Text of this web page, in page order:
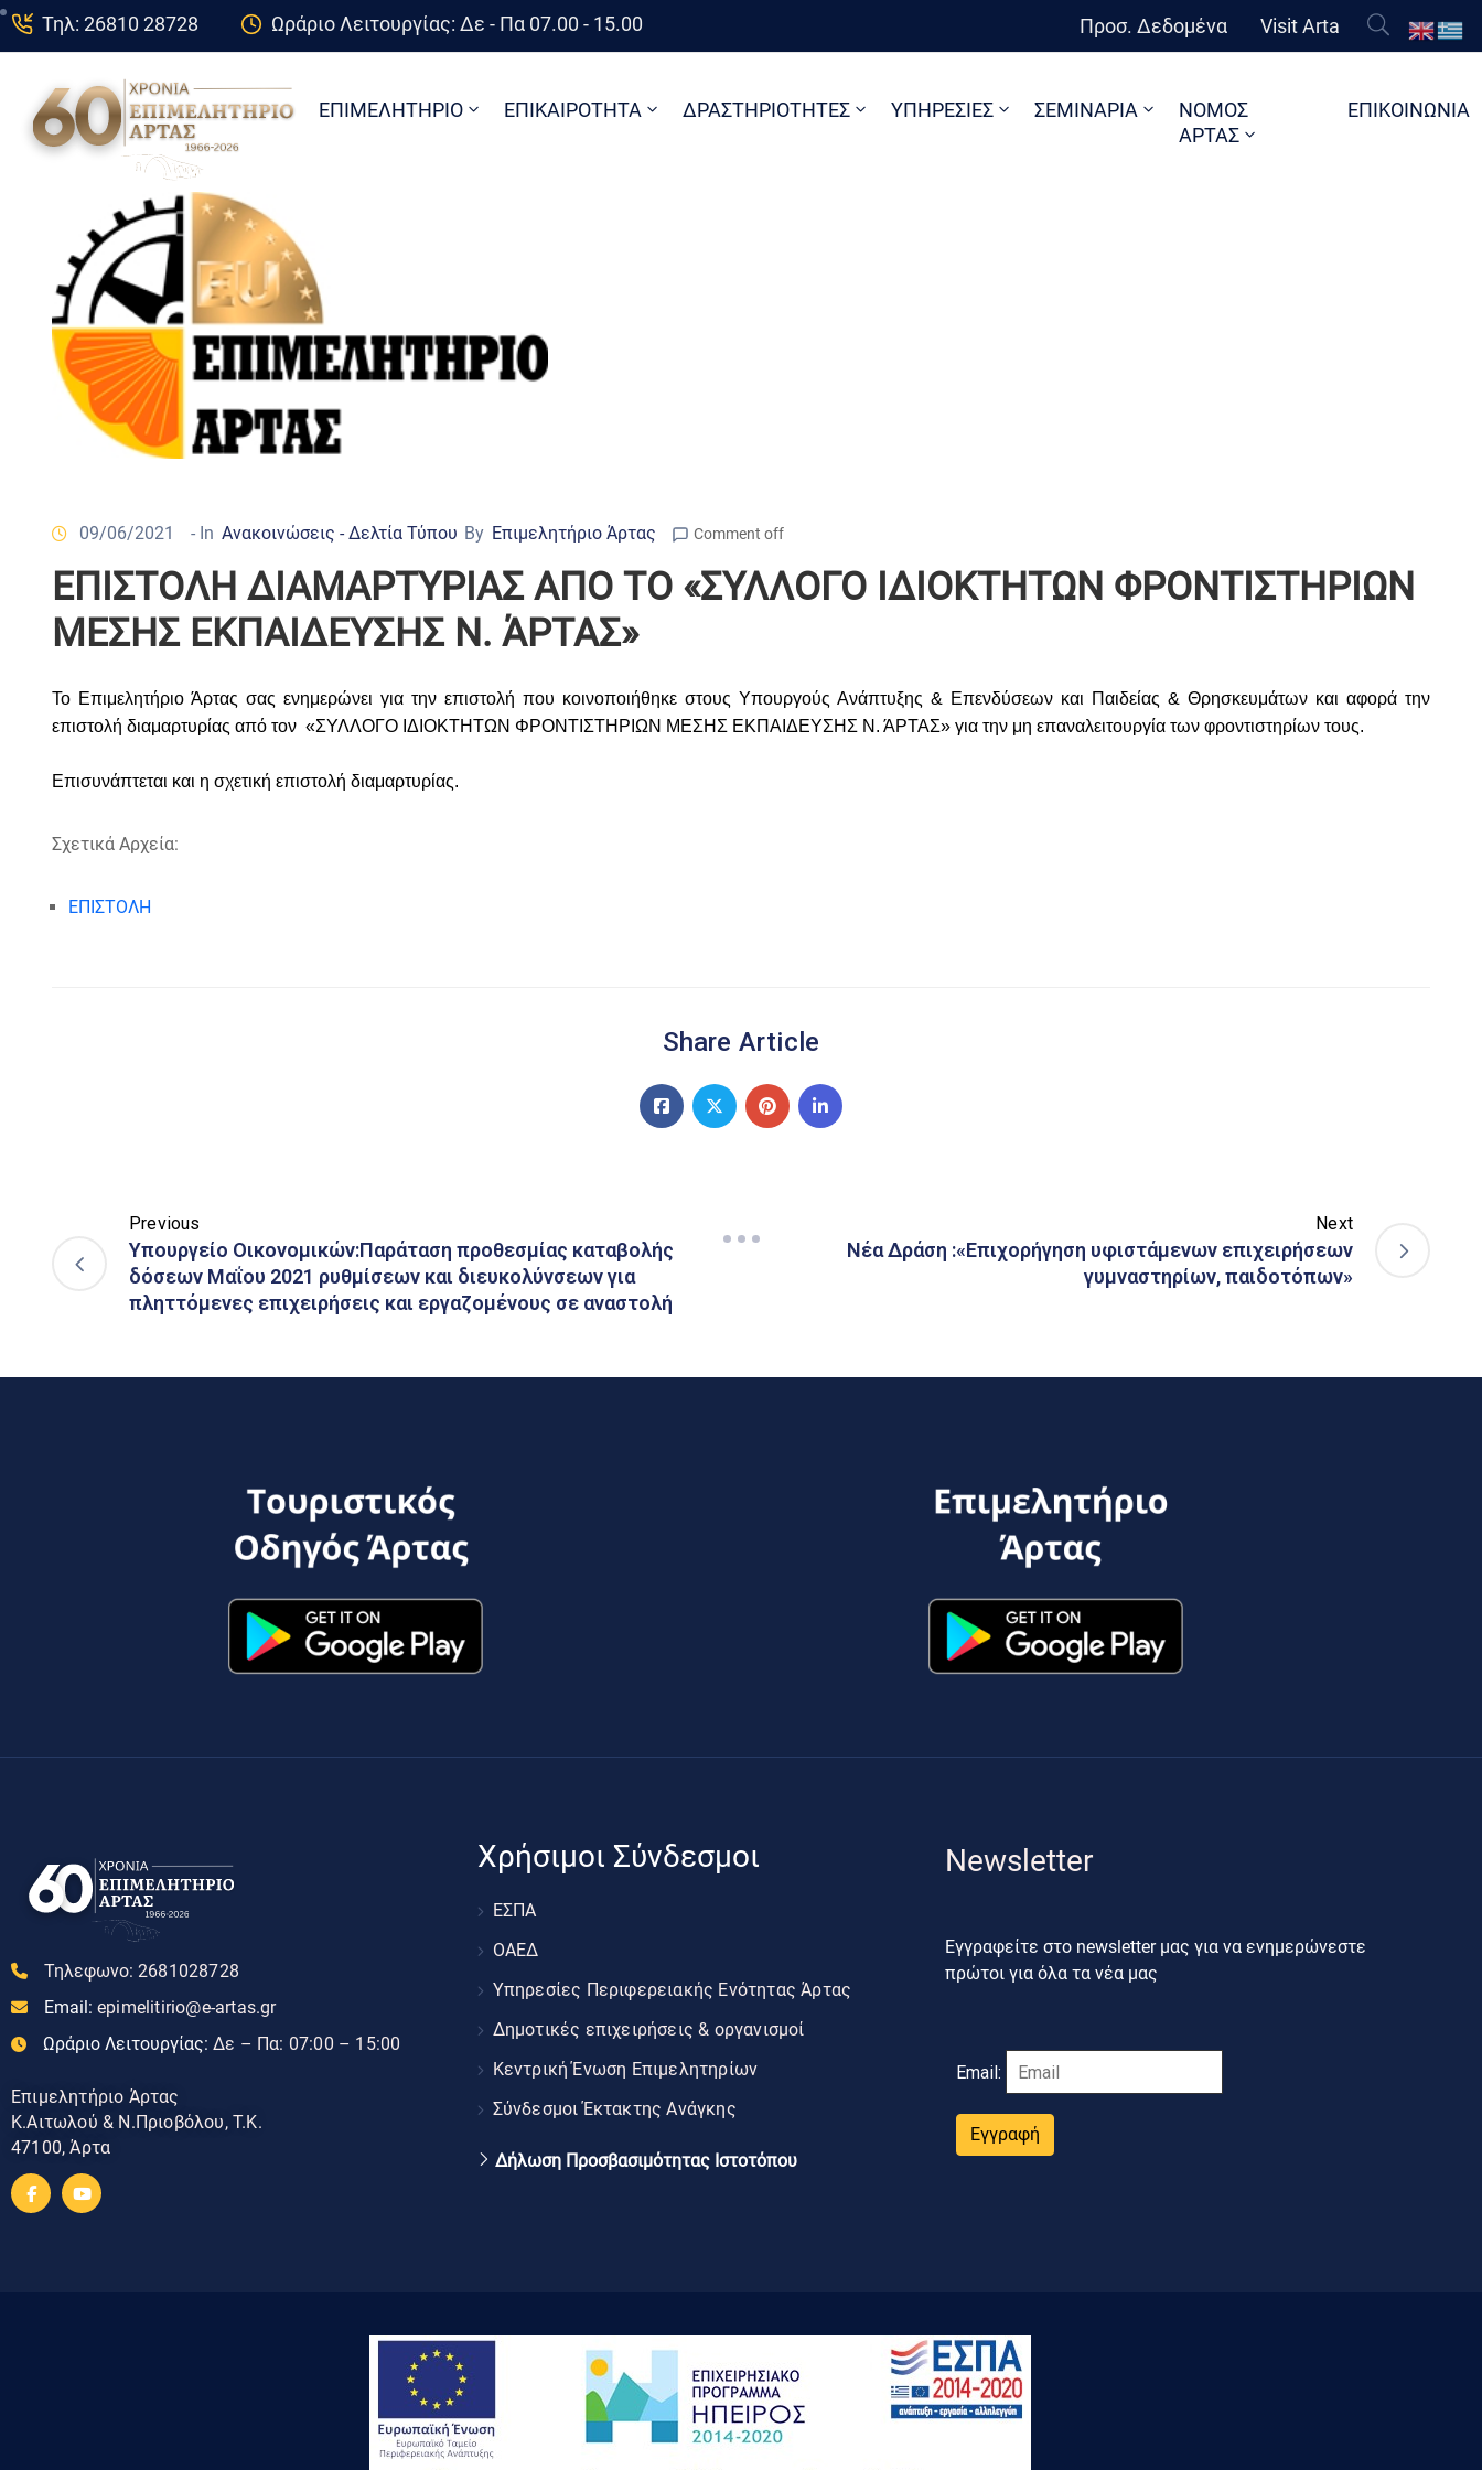
Τηλ: 26810 28728 Ωράριο Λειτουργίας: Δε - Πα 07.00 - 15.00 Προσ. Δεδομένα Visit Arta
ΕΠΙΜΕΛΗΤΗΡΙΟ ΕΠΙΚΑΙΡΟΤΗΤΑ ΔΡΑΣΤΗΡΙΟΤΗΤΕΣ ΥΠΗΡΕΣΙΕΣ ΣΕΜΙΝΑΡΙΑ
ΝΟΜΟΣ
ΑΡΤΑΣ
ΕΠΙΚΟΙΝΩΝΙΑ
09/06/2021 - In Ανακοινώσεις - Δελτία Τύπου By Επιμελητήριο Άρτας Comment off
ΕΠΙΣΤΟΛΗ ΔΙΑΜΑΡΤΥΡΙΑΣ ΑΠΟ ΤΟ «ΣΥΛΛΟΓΟ ΙΔΙΟΚΤΗΤΩΝ ΦΡΟΝΤΙΣΤΗΡΙΩΝ
ΜΕΣΗΣ ΕΚΠΑΙΔΕΥΣΗΣ Ν. ΆΡΤΑΣ»
Το Επιμελητήριο Άρτας σας ενημερώνει για την επιστολή που κοινοποιήθηκε στους Υπουργούς Ανάπτυξης & Επενδύσεων και Παιδείας & Θρησκευμάτων και αφορά την
επιστολή διαμαρτυρίας από τον «ΣΥΛΛΟΓΟ ΙΔΙΟΚΤΗΤΩΝ ΦΡΟΝΤΙΣΤΗΡΙΩΝ ΜΕΣΗΣ ΕΚΠΑΙΔΕΥΣΗΣ Ν. ΆΡΤΑΣ» για την μη επαναλειτουργία των φροντιστηρίων τους.
Επισυνάπτεται και η σχετική επιστολή διαμαρτυρίας.
Σχετικά Αρχεία:
ΕΠΙΣΤΟΛΗ
Share Article
Previous
Υπουργείο Οικονομικών:Παράταση προθεσμίας καταβολής
δόσεων Μαΐου 2021 ρυθμίσεων και διευκολύνσεων για
πληττόμενες επιχειρήσεις και εργαζομένους σε αναστολή
Next
Νέα Δράση :«Επιχορήγηση υφιστάμενων επιχειρήσεων
γυμναστηρίων, παιδοτόπων»
Τηλεφωνο: 2681028728
Email: epimelitirio@e-artas.gr
Ωράριο Λειτουργίας: Δε – Πα: 07:00 – 15:00
Επιμελητήριο Άρτας
Κ.Αιτωλού & Ν.Πριοβόλου, Τ.Κ.
47100, Άρτα
Χρήσιμοι Σύνδεσμοι
ΕΣΠΑ
ΟΑΕΔ
Υπηρεσίες Περιφερειακής Ενότητας Άρτας
Δημοτικές επιχειρήσεις & οργανισμοί
Κεντρική Ένωση Επιμελητηρίων
Σύνδεσμοι Έκτακτης Ανάγκης
Δήλωση Προσβασιμότητας Ιστοτόπου
Newsletter
Εγγραφείτε στο newsletter μας για να ενημερώνεστε
πρώτοι για όλα τα νέα μας
Email:
Εγγραφή